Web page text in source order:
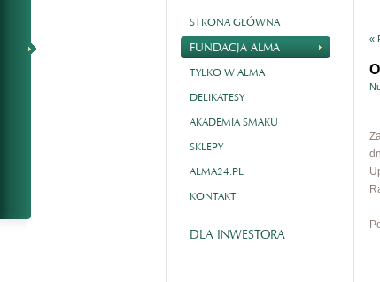
STRONA GŁÓWNA
FUNDACJA ALMA
TYLKO W ALMA
DELIKATESY
AKADEMIA SMAKU
SKLEPY
ALMA24.PL
KONTAKT
DLA INWESTORA
«